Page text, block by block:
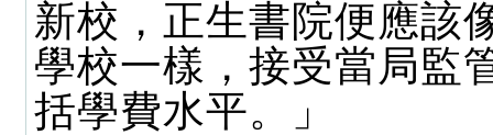
新校，正生書院便應該
學校一樣，接受當局監
括學費水平。」